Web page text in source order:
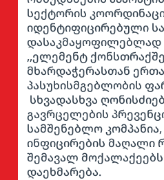
სექტორის
იდენტიფიცირებული
დასაკმაყოფილებლად
,,ელემენტ
მხარდაჭერასთან
პასუხისმგებლობის
სხვადასხვა
გავრცელების
სამშენებლო კომპანია,
ინფიცირების მაღალი
შემავალ
დაეხმარება.